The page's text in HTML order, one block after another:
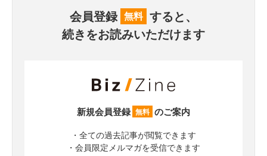
会員登録 無料 すると、
続きをお読みいただけます
新規会員登録 無料 のご案内
・全ての過去記事が閲覧できます
・会員限定メルマガを受信できます